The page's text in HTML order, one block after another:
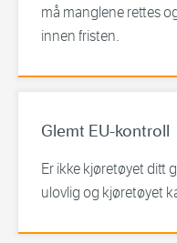
må manglene rettes
innen fristen.
Glemt EU-kontroll
Er ikke kjøretøyet ditt
ulovlig og kjøretøyet